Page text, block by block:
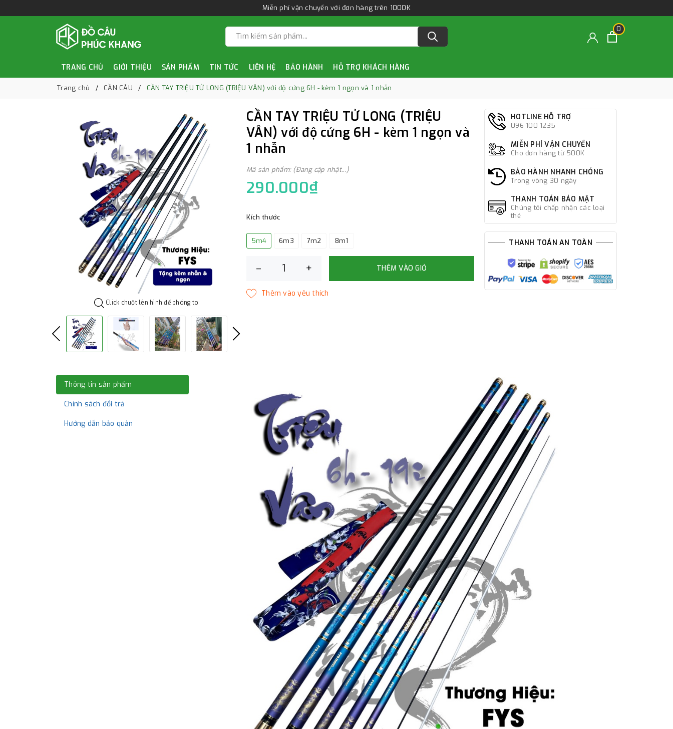
Miễn phí vận chuyển với đơn hàng trên 1000K
0
TRANG CHỦ GIỚI THIỆU SẢN PHẨM TIN TỨC LIÊN HỆ BẢO HÀNH HỖ TRỢ KHÁCH HÀNG
Trang chủ CẦN CÂU CẦN TAY TRIỆU TỬ LONG (TRIỆU VÂN) với độ cứng 6H - kèm 1 ngọn và 1 nhẫn
Click chuột lên hình để phóng to
CẦN TAY TRIỆU TỬ LONG (TRIỆU
VÂN) với độ cứng 6H - kèm 1 ngọn và
1 nhẫn
Mã sản phẩm: (Đang cập nhật...)
290.000₫
Kích thước
5m4 6m3 7m2 8m1
– + THÊM VÀO GIỎ
HOTLINE HỖ TRỢ
096 100 1235
MIỄN PHÍ VẬN CHUYỂN
Cho đơn hàng từ 500K
BẢO HÀNH NHANH CHÓNG
Trong vòng 30 ngày
THANH TOÁN BẢO MẬT
Chúng tôi chấp nhận các loại
thẻ
THANH TOÁN AN TOÀN
Thông tin sản phẩm
Chính sách đổi trả
Hướng dẫn bảo quản